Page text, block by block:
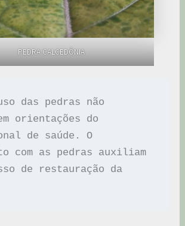
PEDRA CALCEDÔNIA
das pedras não
orientações do
de saúde. O
com as pedras auxiliam
de restauração da